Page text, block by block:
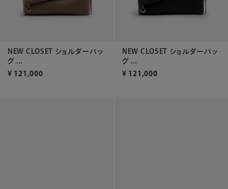
NEW CLOSET ショルダーバッ
グ ...
¥ 121,000
NEW CLOSET ショルダーバッ
グ ...
¥ 121,000